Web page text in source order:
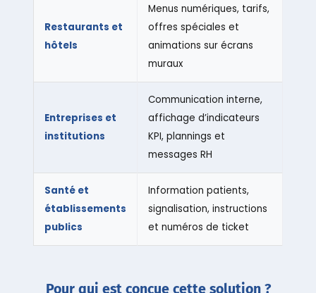
Restaurants et
hôtels
Menus numériques, tarifs,
offres spéciales et
animations sur écrans
muraux
Entreprises et
institutions
Communication interne,
affichage d’indicateurs
KPI, plannings et
messages RH
Santé et
établissements
publics
Information patients,
signalisation, instructions
et numéros de ticket
Pour qui est conçue cette solution ?